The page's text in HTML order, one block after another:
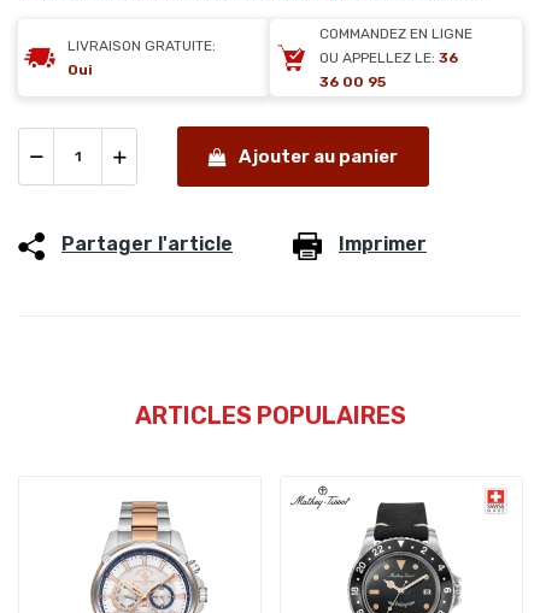
LIVRAISON GRATUITE:
Oui
COMMANDEZ EN LIGNE
OU APPELLEZ LE: 36
36 00 95
Ajouter au panier
Partager l'article Imprimer
ARTICLES POPULAIRES